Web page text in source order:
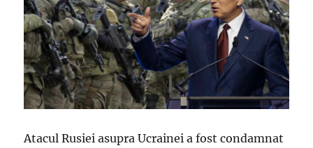
Atacul Rusiei asupra Ucrainei a fost condamnat